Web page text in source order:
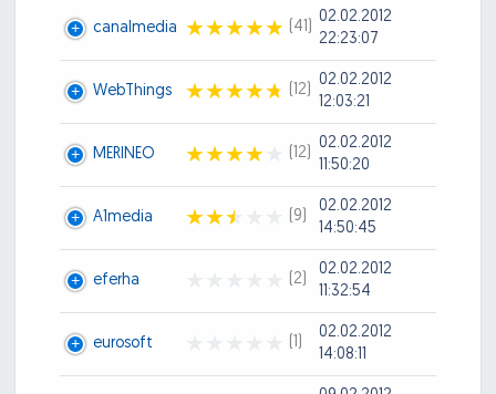
canalmedia (41)
02.02.2012
22:23:07
WebThings (12)
02.02.2012
12:03:21
MERINEO (12)
02.02.2012
11:50:20
A1media (9)
02.02.2012
14:50:45
eferha (2)
02.02.2012
11:32:54
eurosoft (1)
02.02.2012
14:08:11